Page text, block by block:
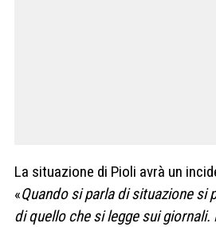
La situazione di Pioli avrà un
«Quando si parla di situazione si
di quello che si legge sui